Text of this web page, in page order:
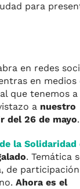
para
en redes
en medios
que tenemos a
a nuestro
del 26 de mayo.
la Solidaridad
. Temática
de
Ahora es el